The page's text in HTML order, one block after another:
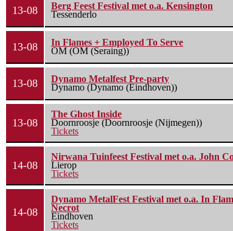
13-08
Berg Feest Festival met o.a. Kensington
Tessenderlo
13-08
In Flames + Employed To Serve
OM (OM (Seraing))
13-08
Dynamo Metalfest Pre-party
Dynamo (Dynamo (Eindhoven))
13-08
The Ghost Inside
Doornroosje (Doornroosje (Nijmegen))
Tickets
14-08
Nirwana Tuinfeest Festival met o.a. John
Lierop
Tickets
14-08
Dynamo MetalFest Festival met o.a. In
Necrot
Eindhoven
Tickets